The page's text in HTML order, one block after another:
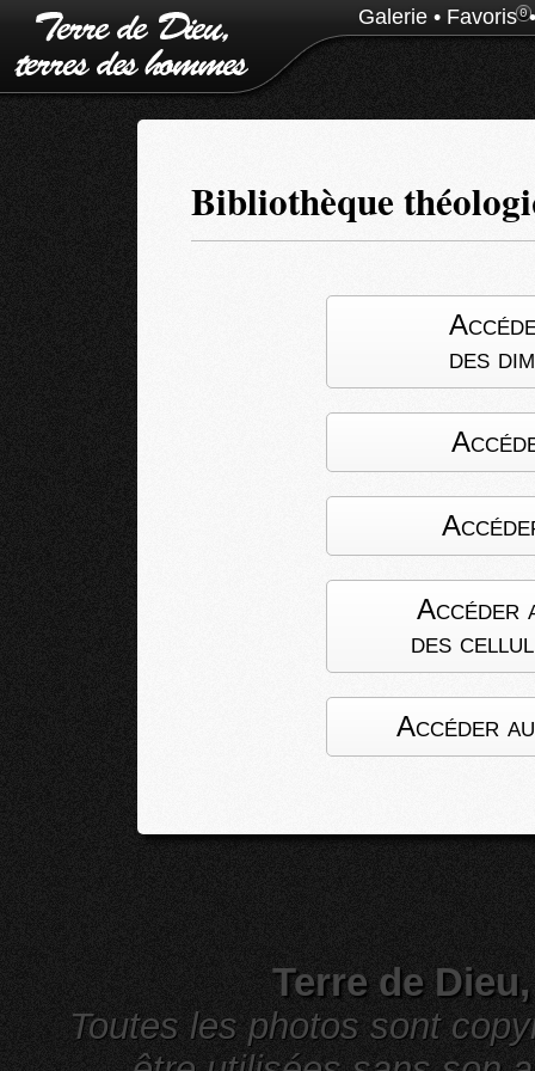
Galerie • Favoris0
Bibliothèque
des
Accéder
des
Accéder
Terre de
Toutes les photos sont